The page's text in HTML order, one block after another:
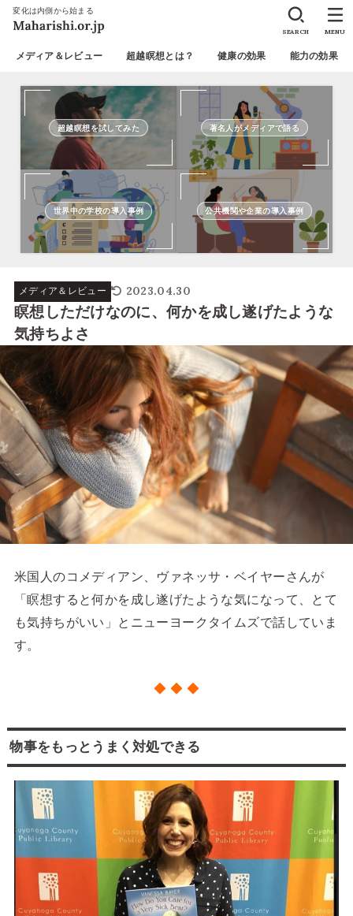
変化は内側から始まる
メディア＆レビュー 超越瞑想とは？ 健康の効果 能力の効果
SEARCH MENU
超越瞑想を試してみた 著名人がメディアで語る
世界中の学校の導入事例 公共機関や企業の導入事例
メディア＆レビュー 2023.04.30
瞑想しただけなのに、何かを成し遂げたような
気持ちよさ
米国人のコメディアン、ヴァネッサ・ベイヤーさんが
「瞑想すると何かを成し遂げたような気になって、とて
も気持ちがいい」とニューヨークタイムズで話していま
す。
◆ ◆ ◆
物事をもっとうまく対処できる